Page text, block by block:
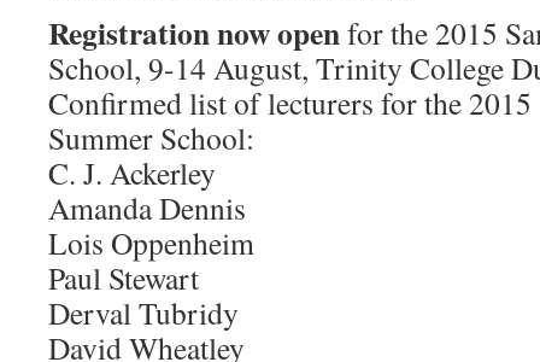
Registration now openfor the 2015
School, 9-14 August, Trinity College
Confirmed list of lecturers for the 2015
Summer School:
C. J. Ackerley
Amanda Dennis
Lois Oppenheim
Paul Stewart
Derval Tubridy
David Wheatley